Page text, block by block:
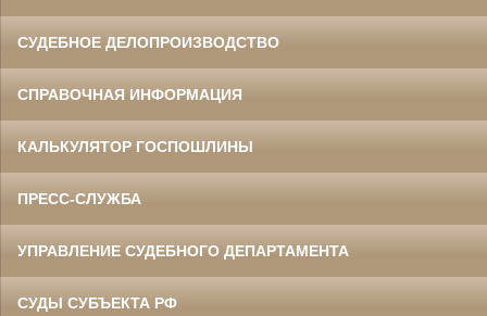
СУДЕБНОЕ ДЕЛОПРОИЗВОДСТВО
СПРАВОЧНАЯ ИНФОРМАЦИЯ
КАЛЬКУЛЯТОР ГОСПОШЛИНЫ
ПРЕСС-СЛУЖБА
УПРАВЛЕНИЕ СУДЕБНОГО ДЕПАРТАМЕНТА
СУДЫ СУБЪЕКТА РФ